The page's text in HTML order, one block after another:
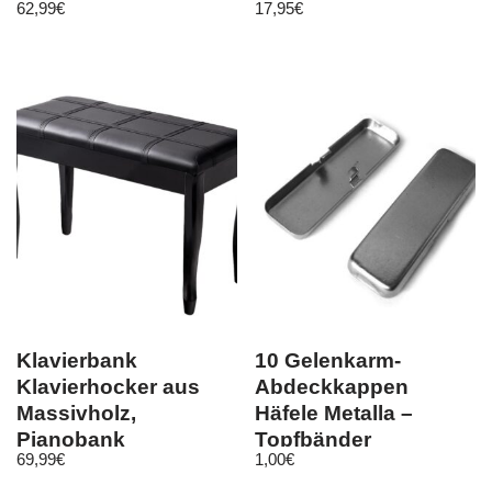
62,99€ 17,95€
Klavierbank
Klavierhocker aus
Massivholz,
Pianobank
gepolstert, Sitzbank
69,99€
10 Gelenkarm-
Abdeckkappen
Häfele Metalla –
Topfbänder
Scharniere
1,00€